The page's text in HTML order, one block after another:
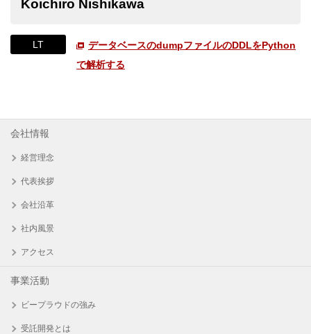
Koichiro Nishikawa
LT
データベースのdumpファイルのDDLをPython
で解析する
会社情報
経営理念
代表挨拶
会社沿革
社内風景
アクセス
事業活動
ビープラウドの強み
受託開発とは